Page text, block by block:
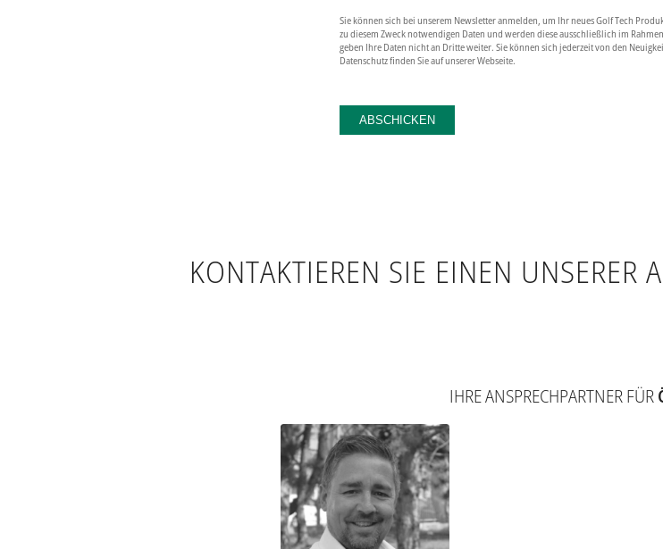
Sie können sich bei unserem Newsletter anmelden, um Ihr neues Golf Tech
zu diesem Zweck notwendigen Daten und werden diese ausschließlich im
geben Ihre Daten nicht an Dritte weiter. Sie können sich jederzeit von den
Datenschutz finden Sie auf unserer Webseite.
KONTAKTIEREN SIE EINEN UNSERER
IHRE ANSPRECHPARTNER FÜR